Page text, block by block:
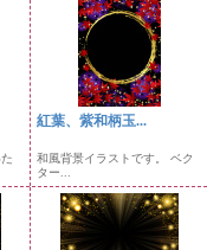
紅葉、紫和柄玉...
和風背景イラストです。 ベク
ター...